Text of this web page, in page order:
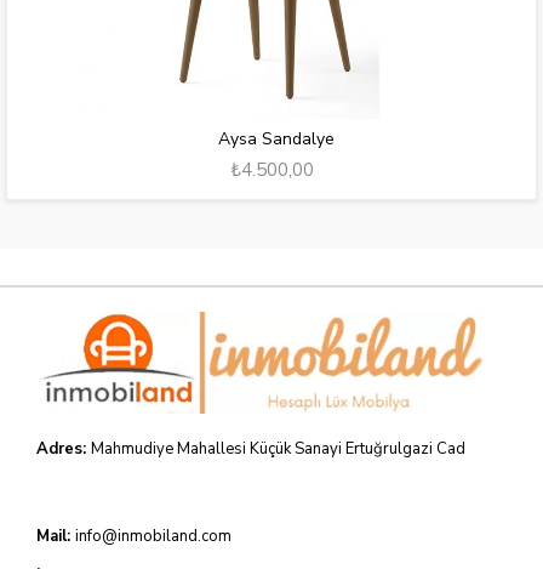
Aysa Sandalye
₺4.500,00
Adres: Mahmudiye Mahallesi Küçük Sanayi Ertuğrulgazi Cad
Mail: info@inmobiland.com